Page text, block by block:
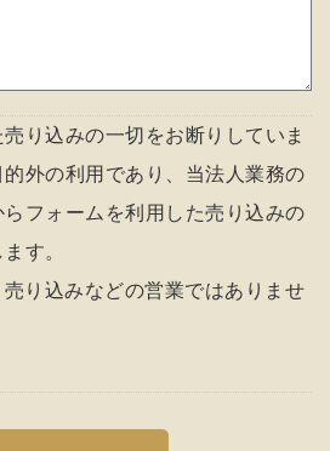
り込みの一切をお断りしていま
外の利用であり、当法人業務の
フォームを利用した売り込みの
す。
り込みなどの営業ではありませ